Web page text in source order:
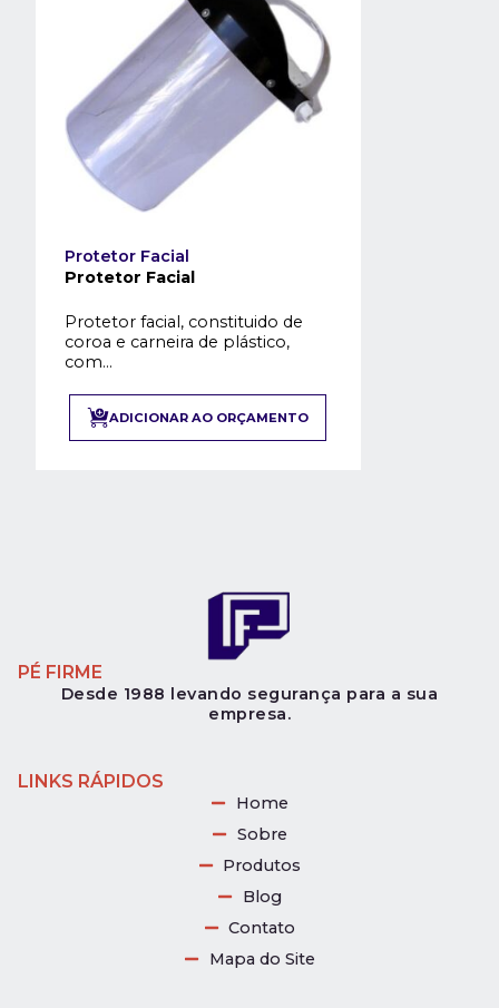
Protetor Facial
Protetor Facial
Protetor facial, constituido de
coroa e carneira de plástico,
com...
ADICIONAR AO ORÇAMENTO
PÉ FIRME
Desde 1988 levando segurança para a sua
empresa.
LINKS RÁPIDOS
Home
Sobre
Produtos
Blog
Contato
Mapa do Site